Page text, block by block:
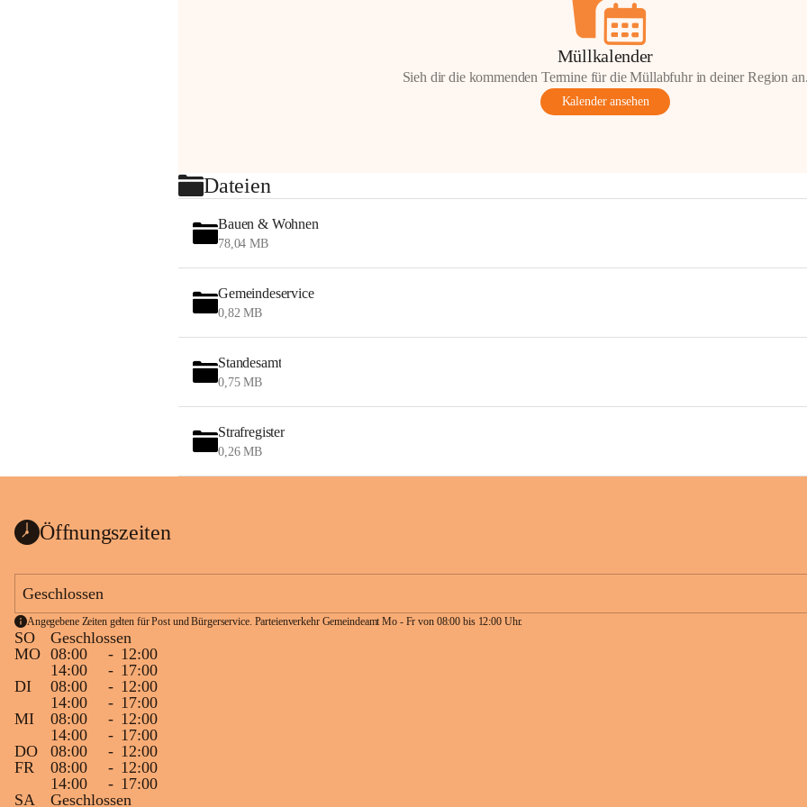
Müllkalender
Sieh dir die kommenden Termine für die Müllabfuhr in deiner Region
Kalender ansehen
Dateien
Bauen & Wohnen
78,04 MB
Gemeindeservice
0,82 MB
Standesamt
0,75 MB
Strafregister
0,26 MB
Öffnungszeiten
Geschlossen
Angegebene Zeiten gelten für Post und Bürgerservice. Parteienverkehr Gemeindeamt Mo - Fr von 08:00 bis 12:00 Uhr.
SO
Geschlossen
MO 08:00 - 12:00
14:00
- 17:00
DI
08:00 - 12:00
14:00
- 17:00
MI
08:00 - 12:00
14:00
- 17:00
DO
08:00 - 12:00
FR
08:00 - 12:00
14:00
- 17:00
SA
Geschlossen